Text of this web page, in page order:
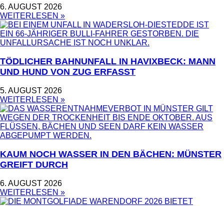
6. AUGUST 2026
WEITERLESEN »
TÖDLICHER BAHNUNFALL IN HAVIXBECK: MANN
UND HUND VON ZUG ERFASST
5. AUGUST 2026
WEITERLESEN »
KAUM NOCH WASSER IN DEN BÄCHEN: MÜNSTER
GREIFT DURCH
6. AUGUST 2026
WEITERLESEN »